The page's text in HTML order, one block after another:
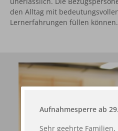
den Alltag mit
Lernerfahrungen füllen können.
Aufnahmesperre ab
Sehr geehrte